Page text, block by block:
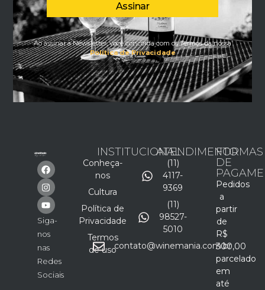
Assinar
Ao assinar a Newsletter, você concorda com os Termos da nossa
Política de Privacidade
Siga-
nos
nas
Redes
Sociais
INSTITUCIONAL
Conheça-
nos
Cultura
Política de
Privacidade
Termos
de uso
ATENDIMENTO
(11)
4117-
9369
(11)
98527-
5010
contato@winemania.com.br
FORMAS
DE
Pedidos
a
partir
de
R$
300,00
parcelado
em
até